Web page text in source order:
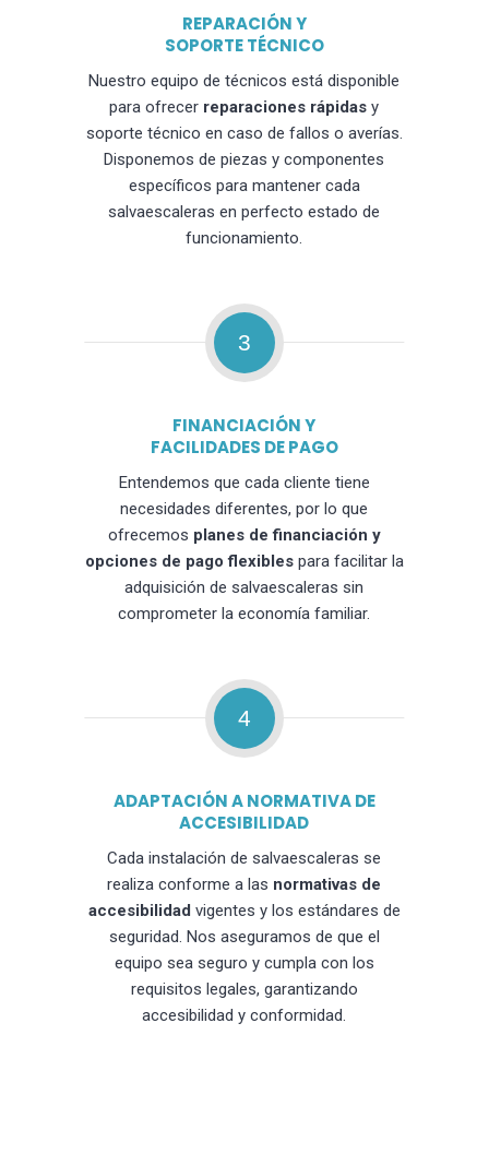
REPARACIÓN Y
SOPORTE TÉCNICO
Nuestro equipo de técnicos está disponible
para ofrecer reparaciones rápidas y
soporte técnico en caso de fallos o averías.
Disponemos de piezas y componentes
específicos para mantener cada
salvaescaleras en perfecto estado de
funcionamiento.
3
FINANCIACIÓN Y
FACILIDADES DE PAGO
Entendemos que cada cliente tiene
necesidades diferentes, por lo que
ofrecemos planes de financiación y
opciones de pago flexiblespara facilitar la
adquisición de salvaescaleras sin
comprometer la economía familiar.
4
ADAPTACIÓN A NORMATIVA DE
ACCESIBILIDAD
Cada instalación de salvaescaleras se
realiza conforme a las normativas de
accesibilidad vigentes y los estándares de
seguridad. Nos aseguramos de que el
equipo sea seguro y cumpla con los
requisitos legales, garantizando
accesibilidad y conformidad.